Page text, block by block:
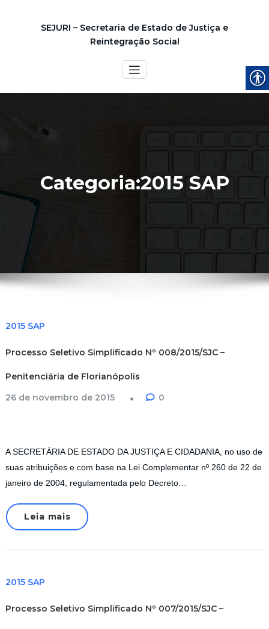
SEJURI – Secretaria de Estado de Justiça e
Reintegração Social
Categoria:2015 SAP
2015 SAP
Processo Seletivo Simplificado Nº 008/2015/SJC –
Penitenciária de Florianópolis
26 de novembro de 2015
0
A SECRETÁRIA DE ESTADO DA JUSTIÇA E CIDADANIA, no uso de
suas atribuições e com base na Lei Complementar nº 260 de 22 de
janeiro de 2004, regulamentada pelo Decreto…
Leia mais
2015 SAP
Processo Seletivo Simplificado Nº 007/2015/SJC –